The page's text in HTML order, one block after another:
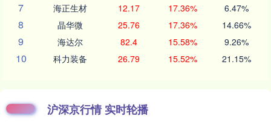
7 海正生材 12.17 17.36% 6.47%
8 晶华微 25.76 17.36% 14.66%
9 海达尔 82.4 15.58% 9.26%
10 科力装备 26.79 15.52% 21.15%
沪深京行情 实时轮播